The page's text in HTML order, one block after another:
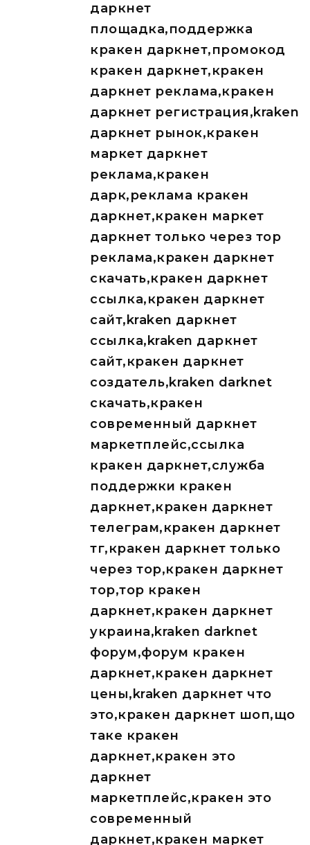
даркнет
площадка,поддержка
кракен даркнет,промокод
кракен даркнет,кракен
даркнет реклама,кракен
даркнет регистрация,kraken
даркнет рынок,кракен
маркет даркнет
реклама,кракен
дарк,реклама кракен
даркнет,кракен маркет
даркнет только через тор
реклама,кракен даркнет
скачать,кракен даркнет
ссылка,кракен даркнет
сайт,kraken даркнет
ссылка,kraken даркнет
сайт,кракен даркнет
создатель,kraken darknet
скачать,кракен
современный даркнет
маркетплейс,ссылка
кракен даркнет,служба
поддержки кракен
даркнет,кракен даркнет
телеграм,кракен даркнет
тг,кракен даркнет только
через тор,кракен даркнет
тор,тор кракен
даркнет,кракен даркнет
украина,kraken darknet
форум,форум кракен
даркнет,кракен даркнет
цены,kraken даркнет что
это,кракен даркнет шоп,що
таке кракен
даркнет,кракен это
даркнет
маркетплейс,кракен это
современный
даркнет,кракен маркет